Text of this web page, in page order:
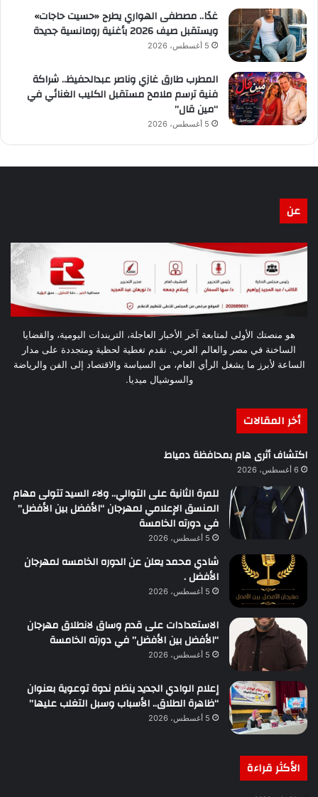
غدًا.. مصطفى الهواري يطرح «حسيت حاجات»
ويستقبل صيف 2026 بأغنية رومانسية جديدة
5 أغسطس، 2026
المطرب طارق غازي وناصر عبدالحفيظ.. شراكة
فنية ترسم ملامح مستقبل الكليب الغنائي في
“مين قال”
5 أغسطس، 2026
عن
هو منصتك الأولى لمتابعة آخر الأخبار العاجلة، التريندات اليومية، والقضايا
الساخنة في مصر والعالم العربي. نقدم تغطية لحظية ومتجددة على مدار
الساعة لأبرز ما يشغل الرأي العام، من السياسة والاقتصاد إلى الفن والرياضة
والسوشيال ميديا.
أخر المقالات
اكتشاف أثرى هام بمحافظة دمياط
6 أغسطس، 2026
للمرة الثانية على التوالي.. ولاء السيد تتولى مهام
المنسق الإعلامي لمهرجان “الأفضل بين الأفضل”
في دورته الخامسة
5 أغسطس، 2026
شادي محمد يعلن عن الدوره الخامسه لمهرجان
الأفضل .
5 أغسطس، 2026
الاستعدادات على قدم وساق لانطلاق مهرجان
“الأفضل بين الأفضل” في دورته الخامسة
5 أغسطس، 2026
إعلام الوادي الجديد ينظم ندوة توعوية بعنوان
“ظاهرة الطلاق.. الأسباب وسبل التغلب عليها”
5 أغسطس، 2026
الأكثر قراءة